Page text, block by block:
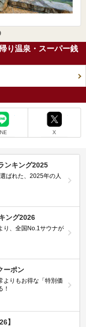
り温泉・スーパー銭
ンキング2025
ばれた、2025年の人
ング2026
り、全国No.1サウナが
ーポン
りもお得な「特別価
！
】